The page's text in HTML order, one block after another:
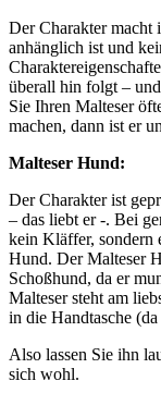
Der Charakter macht
anhänglich ist und
überall hin folgt –
Sie Ihren Malteser
machen, dann ist er
Malteser Hund:
Der Charakter ist
– das liebt er -. Bei
kein Kläffer, sondern
Hund. Der Malteser
Schoßhund, da er
Malteser steht am
in die Handtasche
Also lassen Sie ihn
sich wohl.